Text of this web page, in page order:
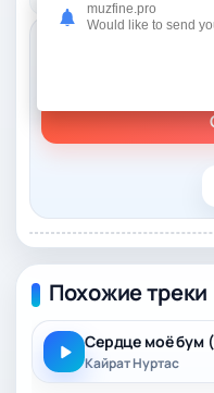
Похожие треки
Сердце моё бум
Кайрат Нуртас
muzfine.pro
Would like to send